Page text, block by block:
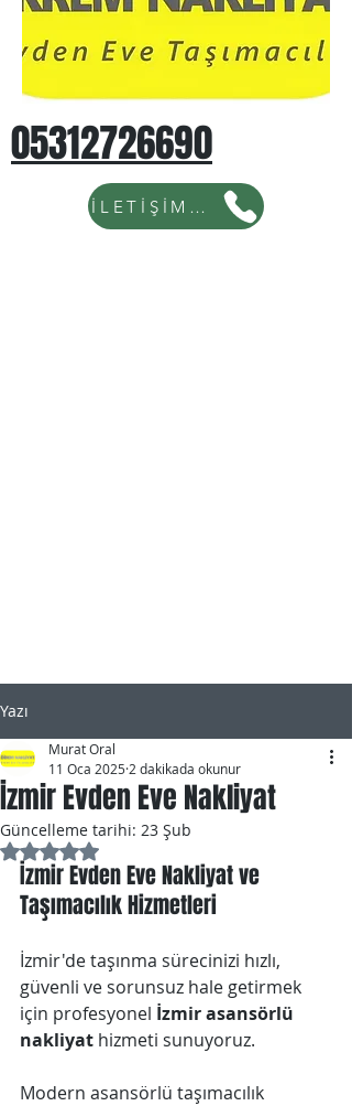
05312726690
İLETİŞİM İÇİN TIKLAYINIZ...
Yazı
İzmir Evden Eve Nakliyat
Murat Oral
11 Oca 2025 2 dakikada okunur
Güncelleme tarihi: 23 Şub
5 üzerinden NaN yıldız
İzmir Evden Eve Nakliyat ve
Taşımacılık Hizmetleri
İzmir'de taşınma sürecinizi hızlı,
güvenli ve sorunsuz hale getirmek
için profesyonel İzmir asansörlü
nakliyat hizmeti sunuyoruz.
Modern asansörlü taşımacılık